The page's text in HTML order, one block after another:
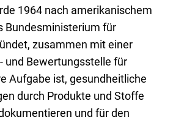
1964 nach amerikanischem
Bundesministerium für
zusammen mit einer
und Bewertungsstelle für
Aufgabe ist, gesundheitliche
durch Produkte und Stoffe
und für den